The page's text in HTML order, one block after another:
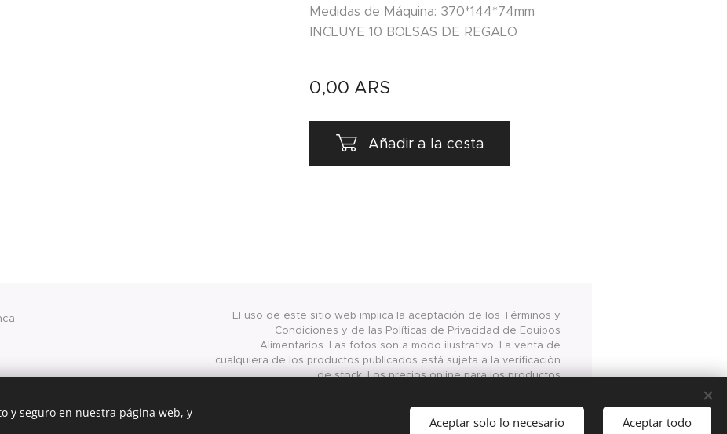
Medidas de Máquina: 370*144*74mm
INCLUYE 10 BOLSAS DE REGALO
0,00 ARS
Añadir a la cesta
El uso de este sitio web implica la aceptación de los Términos y
Condiciones y de las Políticas de Privacidad de Equipos
Alimentarios. Las fotos son a modo ilustrativo. La venta de
cualquiera de los productos publicados está sujeta a la verificación
de stock. Los precios online para los productos
válidos exclusivamente para la compra vía internet en las página
antes mencionada
y seguro en nuestra página web, y
Aceptar solo lo necesario Aceptar todo